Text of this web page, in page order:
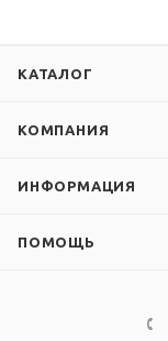
КАТАЛОГ
КОМПАНИЯ
ИНФОРМАЦИЯ
ПОМОЩЬ